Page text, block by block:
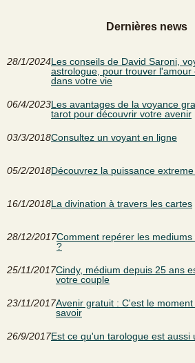
Dernières news
28/1/2024Les conseils de David Saroni,
astrologue, pour trouver l'amour
dans votre vie
06/4/2023Les avantages de la voyance
tarot pour découvrir votre avenir
03/3/2018Consultez un voyant en ligne
05/2/2018Découvrez la puissance
16/1/2018La divination à travers les cartes
28/12/2017Comment repérer les
?
25/11/2017Cindy, médium depuis 25 ans
votre couple
23/11/2017Avenir gratuit : C'est le
savoir
26/9/2017Est ce qu'un tarologue est aussi